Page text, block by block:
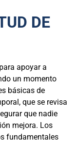
DE
apoyar a
un momento
básicas de
que se revisa
que nadie
mejora. Los
fundamentales